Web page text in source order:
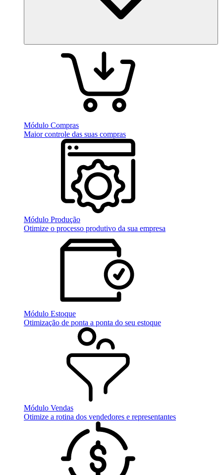
Módulo Compras
Maior controle das suas compras
Módulo Produção
Otimize o processo produtivo da sua empresa
Módulo Estoque
Otimização de ponta a ponta do seu estoque
Módulo Vendas
Otimize a rotina dos vendedores e representantes